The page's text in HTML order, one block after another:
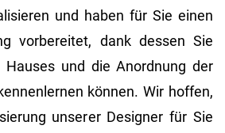
und haben für Sie einen
vorbereitet, dank dessen Sie
Hauses und die Anordnung der
können. Wir hoffen,
unserer Designer für Sie